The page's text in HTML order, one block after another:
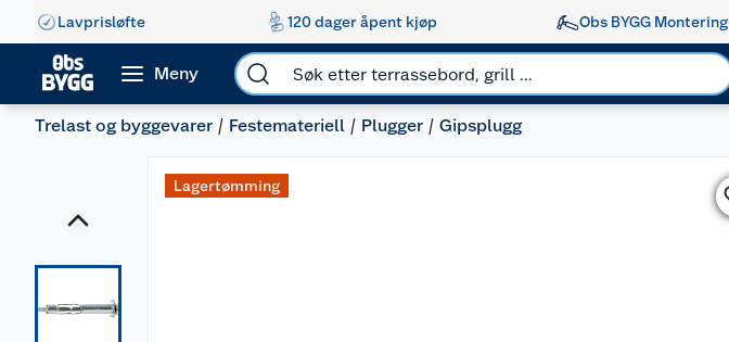
Lavprisløfte 120 dager åpent kjøp Obs BYGG Montering
Meny
Trelast og byggevarer Festemateriell Plugger Gipsplugg
Lagertømming